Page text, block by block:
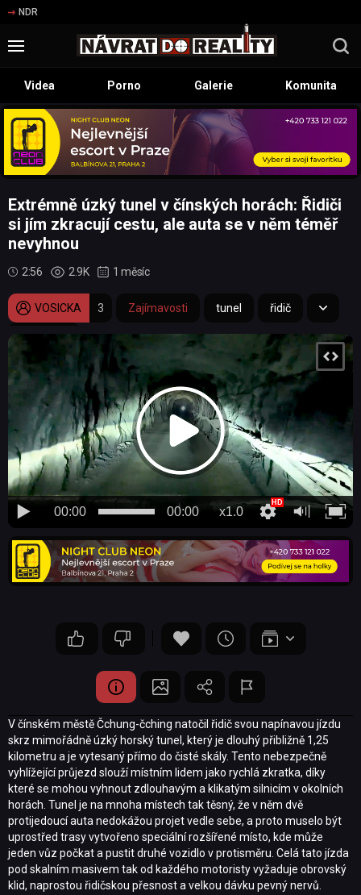
NDR
Videa Porno Galerie Komunita
Extrémně úzký tunel v čínských horách: Řidiči
si jím zkracují cestu, ale auta se v něm téměř
nevyhnou
2:56 2.9K 1 měsíc
VOSICKA 3 Zajímavosti tunel řidič
dashcam
00:00 x1.0
00:00
V čínském městě Čchung-čching natočil řidič svou napínavou jízdu
skrz mimořádně úzký horský tunel, který je dlouhý přibližně 1,25
kilometru a je vytesaný přímo do čisté skály. Tento nebezpečně
vyhlížející průjezd slouží místním lidem jako rychlá zkratka, díky
které se mohou vyhnout zdlouhavým a klikatým silnicím v okolních
horách. Tunel je na mnoha místech tak těsný, že v něm dvě
protijedoucí auta nedokážou projet vedle sebe, a proto muselo být
uprostřed trasy vytvořeno speciální rozšířené místo, kde může
jeden vůz počkat a pustit druhé vozidlo v protisměru. Celá tato jízda
pod skalním masivem tak od každého motoristy vyžaduje obrovský
klid, naprostou řidičskou přesnost a velkou dávku pevný nervů.